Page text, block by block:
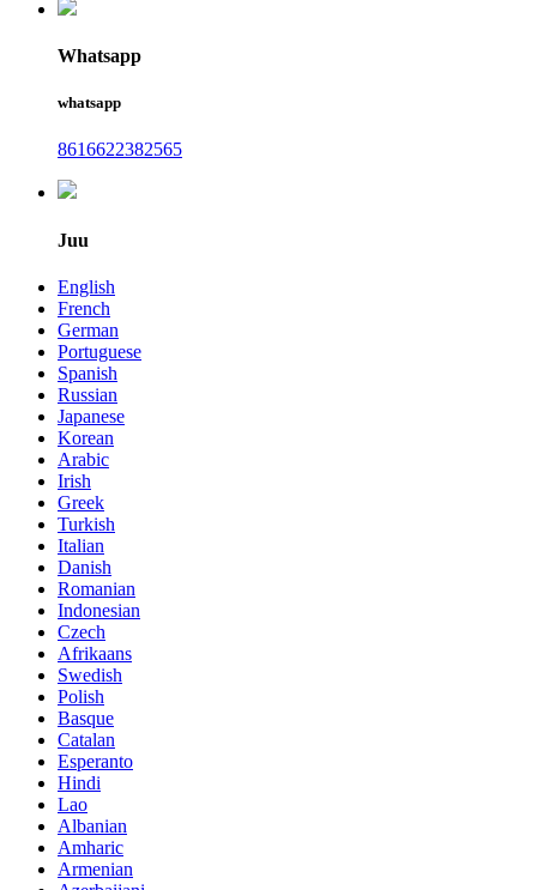
Whatsapp
whatsapp
8616622382565
Juu
English
French
German
Portuguese
Spanish
Russian
Japanese
Korean
Arabic
Irish
Greek
Turkish
Italian
Danish
Romanian
Indonesian
Czech
Afrikaans
Swedish
Polish
Basque
Catalan
Esperanto
Hindi
Lao
Albanian
Amharic
Armenian